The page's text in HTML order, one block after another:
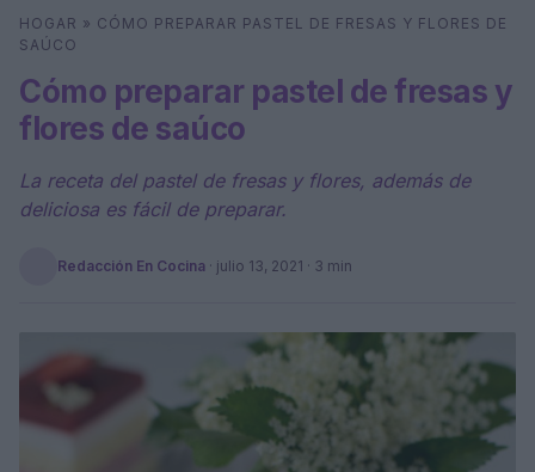
Buscar ⌕ ×
HOGAR » CÓMO PREPARAR PASTEL DE FRESAS Y FLORES DE
SAÚCO
Cómo preparar pastel de fresas y
flores de saúco
La receta del pastel de fresas y flores, además de
deliciosa es fácil de preparar.
Redacción En Cocina · julio 13, 2021 · 3 min